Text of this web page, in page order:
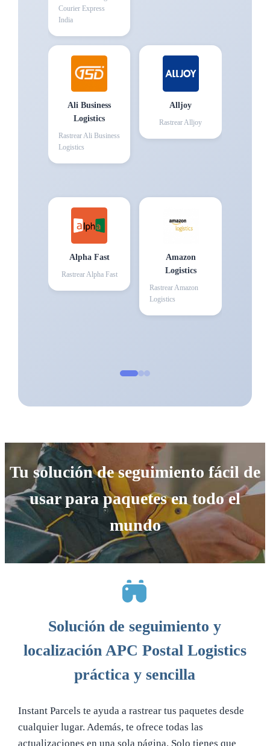
Courier Express
India
Ali Business
Logistics
RastrearAli Business
Logistics
Alljoy
RastrearAlljoy
Alpha Fast
RastrearAlpha Fast
Amazon
Logistics
RastrearAmazon
Logistics
Tu solución de seguimiento fácil de
usar para paquetes en todo el
mundo
Solución de seguimiento y
localización APC Postal Logistics
práctica y sencilla
Instant Parcels te ayuda a rastrear tus paquetes desde
cualquier lugar. Además, te ofrece todas las
actualizaciones en una sola página. Solo tienes que